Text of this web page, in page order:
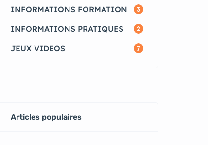
INFORMATIONS FORMATION 3
INFORMATIONS PRATIQUES 2
JEUX VIDEOS 7
Articles populaires